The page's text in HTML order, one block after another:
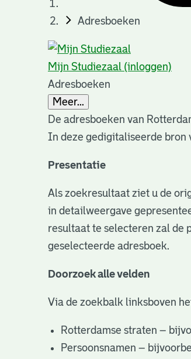
Adresboeken
Mijn Studiezaal (inloggen)
Adresboeken
Meer...
De adresboeken van
In deze gedigitaliseerde bron
Presentatie
Als zoekresultaat ziet u de
in detailweergave
resultaat te selecteren zal de
geselecteerde adresboek.
Doorzoek alle velden
Via de zoekbalk linksboven
Rotterdamse straten –
Persoonsnamen –